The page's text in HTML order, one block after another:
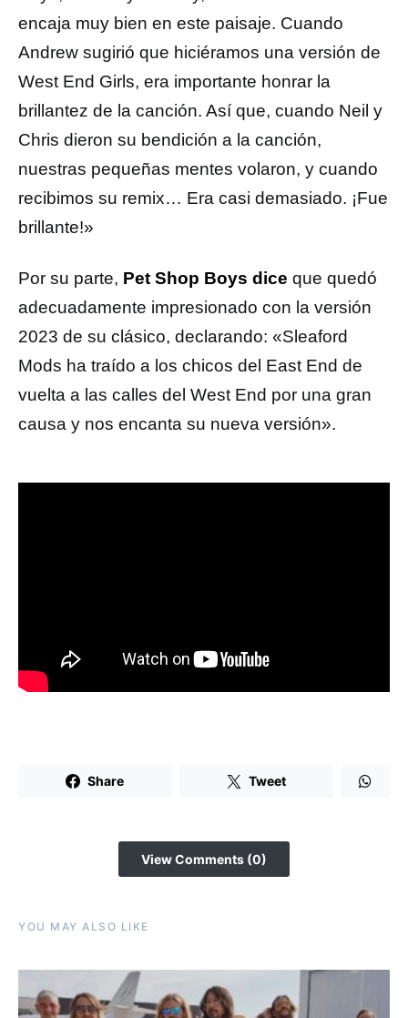
encaja muy bien en este paisaje. Cuando
Andrew sugirió que hiciéramos una versión de
West End Girls, era importante honrar la
brillantez de la canción. Así que, cuando Neil y
Chris dieron su bendición a la canción,
nuestras pequeñas mentes volaron, y cuando
recibimos su remix… Era casi demasiado. ¡Fue
brillante!»
Por su parte, Pet Shop Boys dice que quedó
adecuadamente impresionado con la versión
2023 de su clásico, declarando: «Sleaford
Mods ha traído a los chicos del East End de
vuelta a las calles del West End por una gran
causa y nos encanta su nueva versión».
Share Tweet
View Comments (0)
YOU MAY ALSO LIKE